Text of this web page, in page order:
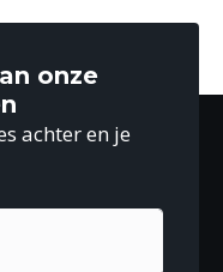
onze
achter en je